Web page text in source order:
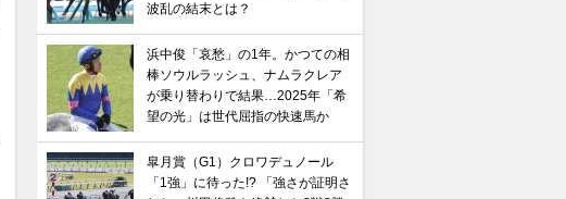
波乱の結末とは？
浜中俊「哀愁」の1年。かつての相
棒ソウルラッシュ、ナムラクレア
が乗り替わりで結果…2025年「希
望の光」は世代屈指の快速馬か
皐月賞（G1）クロワデュノール
「1強」に待った!? 「強さが証明さ